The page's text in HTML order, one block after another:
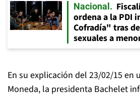
Nacional
ordena a la PDI
Cofradía" tras
sexuales a
En su explicación del 23/02/15 en
Moneda, la presidenta Bachelet